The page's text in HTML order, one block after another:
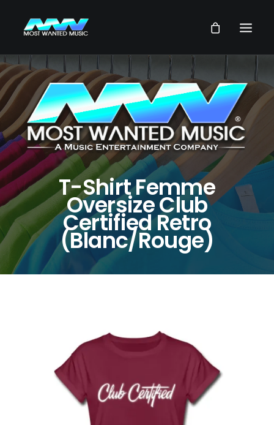
NEWS
ARTISTES
MUSIQUES
VIDEOS
SERVICES
STORE
NOTRE GROUPE
RECHERCHE
T-Shirt Femme
Oversize Club
Certified Retro
(Blanc/Rouge)